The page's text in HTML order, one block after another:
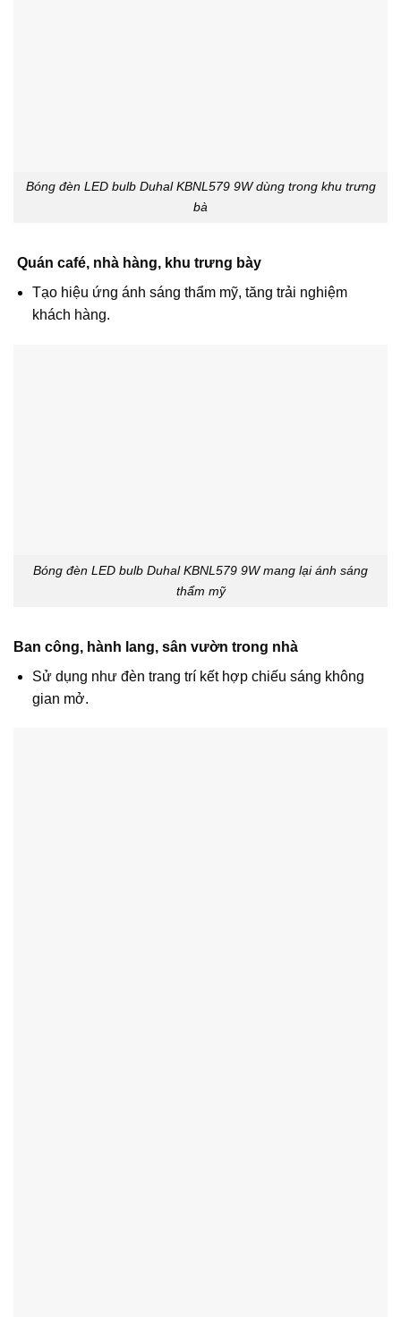
Bóng đèn LED bulb Duhal KBNL579 9W dùng trong khu trưng
bà
Quán café, nhà hàng, khu trưng bày
Tạo hiệu ứng ánh sáng thẩm mỹ, tăng trải nghiệm
khách hàng.
Bóng đèn LED bulb Duhal KBNL579 9W mang lại ánh sáng
thẩm mỹ
Ban công, hành lang, sân vườn trong nhà
Sử dụng như đèn trang trí kết hợp chiếu sáng không
gian mở.